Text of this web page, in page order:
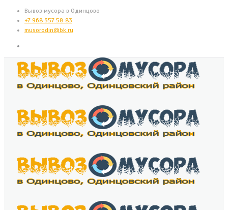
Вывоз мусора в Одинцово
+7 968 357 58 83
musorodin@bk.ru